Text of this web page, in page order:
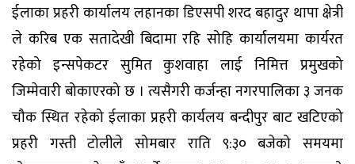
ईलाका प्रहरी कार्यालय लहानका डिएसपी शरद बहादुर थापा क्षेत्री
ले करिब एक सतादेखी बिदामा रहि सोहि कार्यालयमा कार्यरत
रहेको इन्सपेकटर सुमित कुशवाहा लाई निमित्त प्रमुखको
जिम्मेवारी बोकाएरको छ । त्यसैगरी कर्जन्हा नगरपालिका ३ जनक
चौक स्थित रहेको ईलाका प्रहरी कार्यलय बन्दीपुर बाट खटिएको
प्रहरी गस्ती टोलीले सोमबार राति ९:३० बजेको समयमा